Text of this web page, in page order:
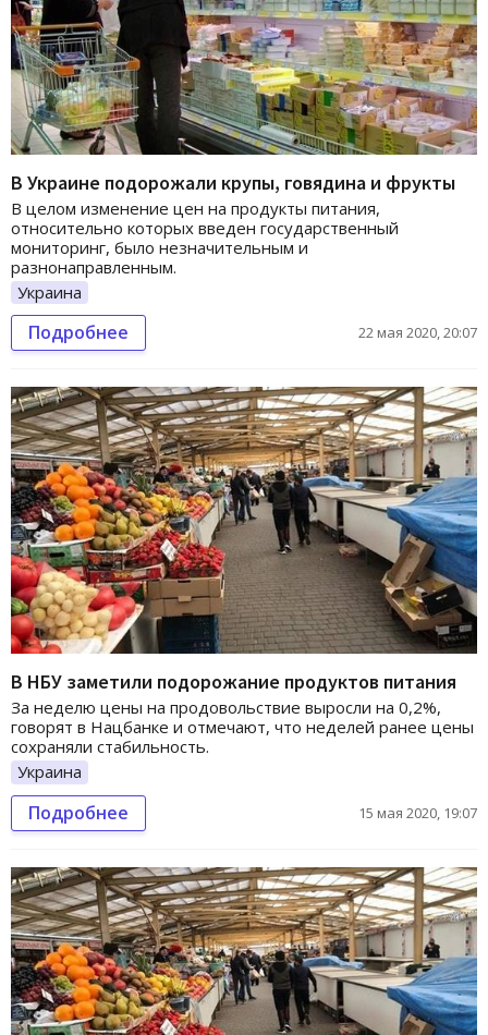
В Украине подорожали крупы, говядина и фрукты
В целом изменение цен на продукты питания,
относительно которых введен государственный
мониторинг, было незначительным и
разнонаправленным.
Украина
Подробнее 22 мая 2020, 20:07
В НБУ заметили подорожание продуктов питания
За неделю цены на продовольствие выросли на 0,2%,
говорят в Нацбанке и отмечают, что неделей ранее цены
сохраняли стабильность.
Украина
Подробнее 15 мая 2020, 19:07